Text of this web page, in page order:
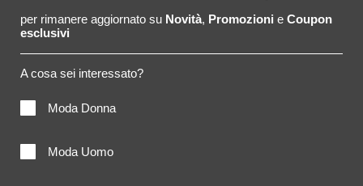
per rimanere aggiornato su Novità, Promozioni e Coupon
esclusivi
A cosa sei interessato?
Moda Donna
Moda Uomo